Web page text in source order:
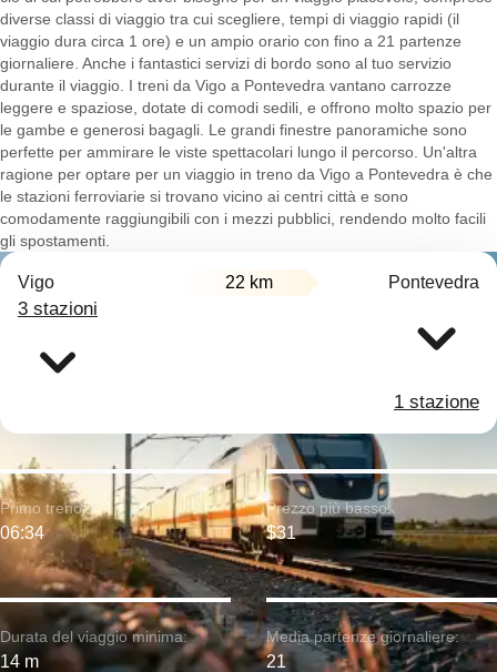
diverse classi di viaggio tra cui scegliere, tempi di viaggio rapidi (il
viaggio dura circa 1 ore) e un ampio orario con fino a 21 partenze
giornaliere. Anche i fantastici servizi di bordo sono al tuo servizio
durante il viaggio. I treni da Vigo a Pontevedra vantano carrozze
leggere e spaziose, dotate di comodi sedili, e offrono molto spazio per
le gambe e generosi bagagli. Le grandi finestre panoramiche sono
perfette per ammirare le viste spettacolari lungo il percorso. Un'altra
ragione per optare per un viaggio in treno da Vigo a Pontevedra è che
le stazioni ferroviarie si trovano vicino ai centri città e sono
comodamente raggiungibili con i mezzi pubblici, rendendo molto facili
gli spostamenti.
Vigo 22 km Pontevedra
3 stazioni
1 stazione
Durata del viaggio minima:
14 m
Primo treno:
06:34
Prezzo più basso:
$31
Media partenze giornaliere:
21